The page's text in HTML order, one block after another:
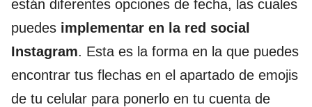
están diferentes opciones de fecha, las cuales
puedes implementar en la red social
Instagram. Esta es la forma en la que puedes
encontrar tus flechas en el apartado de emojis
de tu celular para ponerlo en tu cuenta de